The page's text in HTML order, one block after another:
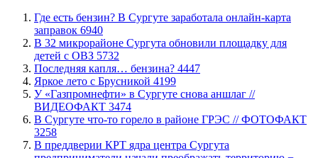
​Где есть бензин? В Сургуте заработала онлайн-карта
заправок 6940
В 32 микрорайоне Сургута обновили площадку для
детей с ОВЗ 5732
​Последняя капля… бензина? 4447
Яркое лето с Брусникой 4199
У «Газпромнефти» в Сургуте снова аншлаг //
ВИДЕОФАКТ 3474
​В Сургуте что-то горело в районе ГРЭС // ФОТОФАКТ
3258
​В преддверии КРТ ядра центра Сургута